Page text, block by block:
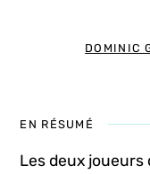
DOMINIC
EN RÉSUMÉ
Les deux joueurs